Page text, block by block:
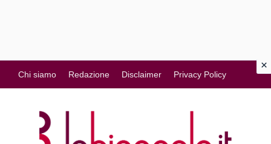
al
contenuto
Chi siamo Redazione Disclaimer Privacy Policy